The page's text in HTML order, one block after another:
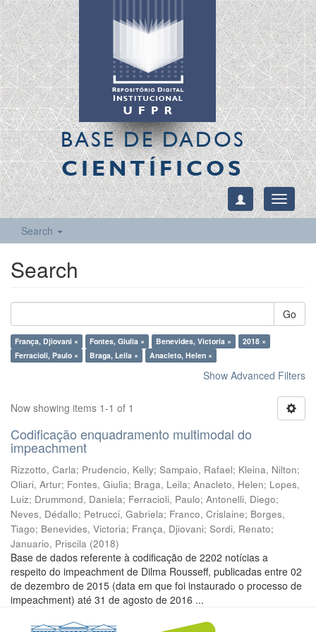
BASE DE DADOS
CIENTÍFICOS
Toggle
Search
Search
Go
França, Djiovani × Fontes, Giulia × Benevides, Victoria ×
2018 ×
Ferracioli, Paulo ×
Braga, Leila × Anacleto, Helen ×
Show Advanced Filters
Now showing items 1-1 of 1
Codificação enquadramento multimodal do
impeachment
Rizzotto, Carla; Prudencio, Kelly; Sampaio, Rafael; Kleina, Nilton;
Oliari, Artur; Fontes, Giulia; Braga, Leila; Anacleto, Helen; Lopes,
Luiz; Drummond, Daniela; Ferracioli, Paulo; Antonelli, Diego;
Neves, Dédallo; Petrucci, Gabriela; Franco, Crislaine; Borges,
Tiago; Benevides, Victoria; França, Djiovani; Sordi, Renato;
Januario, Priscila (2018)
Base de dados referente à codificação de 2202 notícias a
respeito do impeachment de Dilma Rousseff, publicadas entre 02
de dezembro de 2015 (data em que foi instaurado o processo de
impeachment) até 31 de agosto de 2016 ...